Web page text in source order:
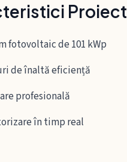
Proiect
fotovoltaic de 101 kWp
de înaltă eficiență
profesională
în timp real